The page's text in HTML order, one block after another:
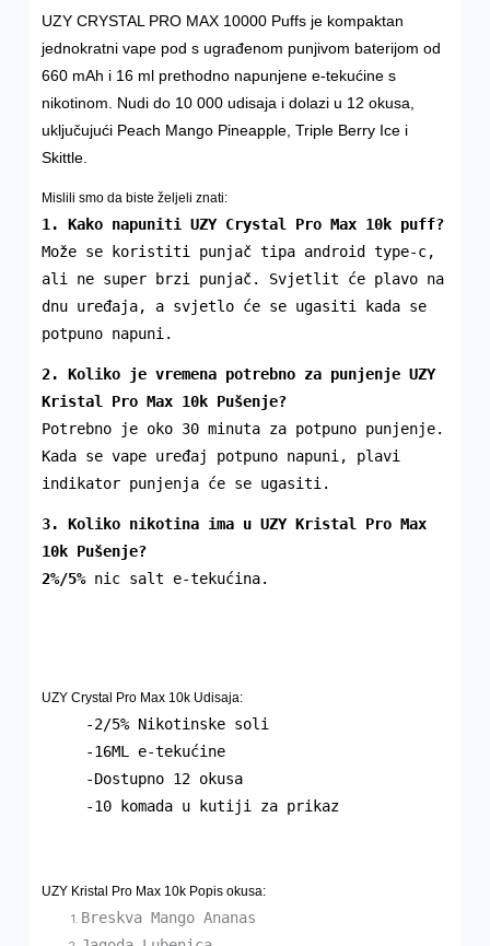
UZY CRYSTAL PRO MAX 10000 Puffs je kompaktan
jednokratni vape pod s ugrađenom punjivom baterijom od
660 mAh i 16 ml prethodno napunjene e-tekućine s
nikotinom. Nudi do 10 000 udisaja i dolazi u 12 okusa,
uključujući Peach Mango Pineapple, Triple Berry Ice i
Skittle.
Mislili smo da biste željeli znati:
1. Kako napuniti UZY Crystal Pro Max 10k puff?
Može se koristiti punjač tipa android type-c,
ali ne super brzi punjač. Svjetlit će plavo na
dnu uređaja, a svjetlo će se ugasiti kada se
potpuno napuni.
2. Koliko je vremena potrebno za punjenjeUZY
Kristal Pro Max 10k Pušenje?
Potrebno je oko 30 minuta za potpuno punjenje.
Kada se vape uređaj potpuno napuni, plavi
indikator punjenja će se ugasiti.
3. Koliko nikotina ima uUZY Kristal Pro Max
10k Pušenje?
2%/5%nic salt e-tekućina.
UZY Crystal Pro Max 10k Udisaja:
-2/5% Nikotinske soli
-16ML e-tekućine
-Dostupno 12 okusa
-10 komada u kutiji za prikaz
UZY Kristal Pro Max 10k Popis okusa:
Breskva Mango Ananas